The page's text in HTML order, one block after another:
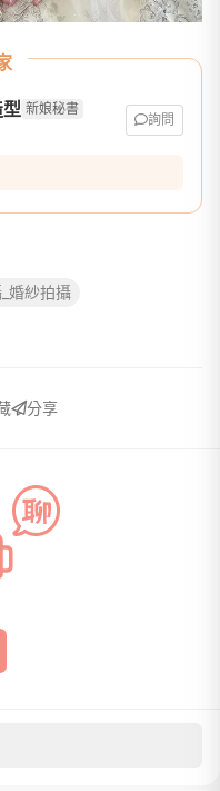
新娘秘書
詢問
婚紗拍攝
分享